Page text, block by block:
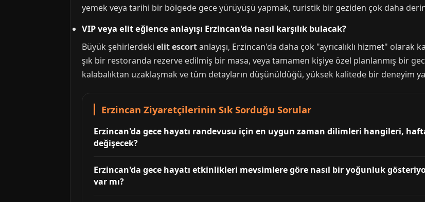
yemek veya tarihi bir bölgede gece yürüyüşü yapmak, turistik bir geziden çok daha
VIP veya elit eğlence anlayışı Erzincan'da nasıl karşılık bulacak?
Büyük şehirlerdeki elit escortanlayışı, Erzincan'da daha çok "ayrıcalıklı hizmet" olarak
şık bir restoranda rezerve edilmiş bir masa, veya tamamen kişiye özel planlanmış bir
kalabalıktan uzaklaşmak ve tüm detayların düşünüldüğü, yüksek kalitede bir deneyim
Erzincan Ziyaretçilerinin Sık Sorduğu Sorular
Erzincan'da gece hayatı randevusu için en uygun zaman dilimleri hangileri,
değişecek?
Erzincan'da gece hayatı etkinlikleri mevsimlere göre nasıl bir yoğunluk
var mı?